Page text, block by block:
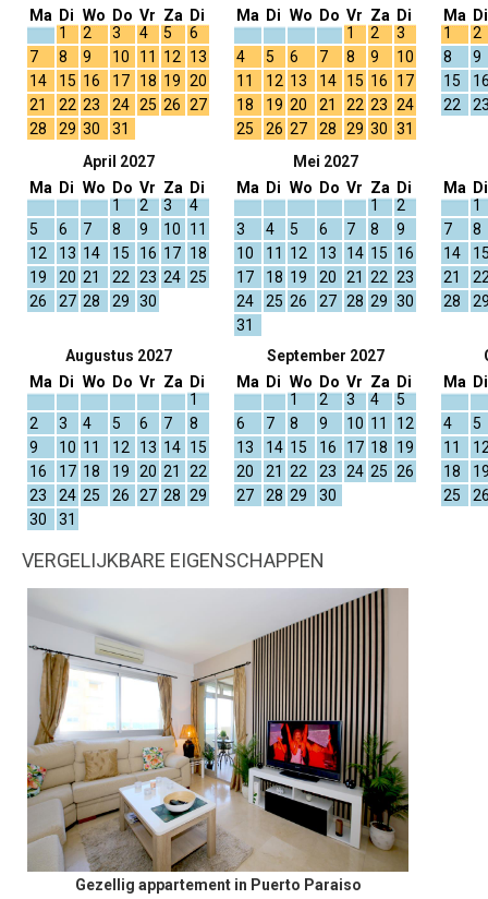
Ma
Di
1
Wo
2
Do
3
Vr
4
Za
5
Di
6
7
8 9 10 11 12
13
14
15 16 17 18 19 20
21
22 23 24 25 26 27
28
29 30 31
Ma
Di Wo Do Vr
1
Za
2
Di
3
4
5 6 7 8 9
10
11
12 13 14 15 16
17
18
19 20 21 22 23 24
25
26 27 28 29 30 31
Ma
1
Di
2
8
9
15
22
April 2027
Ma
Di Wo
Do
1
Vr
2
Za
3
Di
4
5
6 7 8 9 10
11
12
13 14 15 16 17 18
19
20 21 22 23 24 25
26
27 28 29 30
Mei 2027
Ma
Di Wo Do Vr Za
1
Di
2
3
4 5 6 7 8
9
10
11 12 13 14 15
16
17
18 19 20 21 22 23
24
25 26 27 28 29 30
31
Ma
Di
1
7
8
14
21
28
Augustus 2027
Ma
Di Wo Do Vr Za
Di
1
2
3 4 5 6 7
8
9
10 11 12 13 14 15
16
17 18 19 20 21
22
23
24 25 26 27 28 29
30
31
September 2027
Ma
Di Wo
1
Do
2
Vr
3
Za
4
Di
5
6
7 8 9 10 11
12
13
14 15 16 17 18
19
20
21 22 23 24 25 26
27
28 29 30
Ma
Di
4
5
11
18
25
VERGELIJKBARE EIGENSCHAPPEN
Gezellig appartement in Puerto Paraiso